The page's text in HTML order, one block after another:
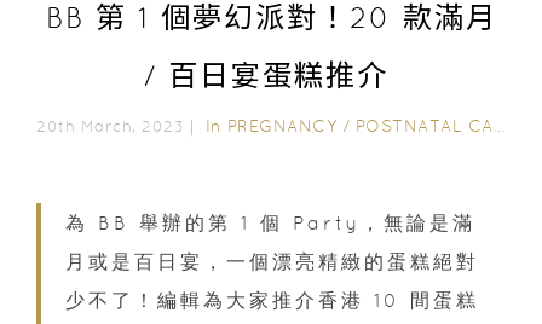
BB 第 1 個夢幻派對！20 款滿月
/ 百日宴蛋糕推介
20th March, 2023｜ In PREGNANCY / POSTNATAL CARE
為 BB 舉辦的第 1 個 Party，無論是滿
月或是百日宴，一個漂亮精緻的蛋糕絕對
少不了！編輯為大家推介香港 10 間蛋糕